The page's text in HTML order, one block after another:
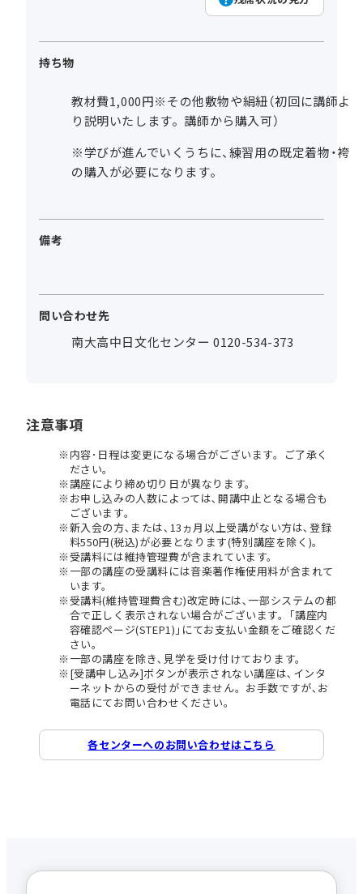
持ち物
教材費1,000円※その他敷物や絹紐（初回に講師よ
り説明いたします。講師から購入可）
※学びが進んでいくうちに、練習用の既定着物・袴
の購入が必要になります。
備考
問い合わせ先
南大高中日文化センター 0120-534-373
注意事項
内容･日程は変更になる場合がございます。ご了承く
ださい。
講座により締め切り日が異なります。
お申し込みの人数によっては､開講中止となる場合も
ございます。
新入会の方､または､13ヵ月以上受講がない方は､登録
料550円(税込)が必要となります(特別講座を除く)。
受講料には維持管理費が含まれています。
一部の講座の受講料には音楽著作権使用料が含まれて
います。
受講料(維持管理費含む)改定時には､一部システムの都
合で正しく表示されない場合がございます。｢講座内
容確認ページ(STEP1)｣にてお支払い金額をご確認くだ
さい。
一部の講座を除き､見学を受け付けております。
[受講申し込み]ボタンが表示されない講座は､インタ
ーネットからの受付ができません。お手数ですが､お
電話にてお問い合わせください。
各センターへのお問い合わせはこちら